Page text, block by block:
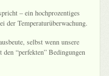
– ein hochprozentiges
der Temperaturüberwachung.
selbst wenn unsere
“perfekten” Bedingungen